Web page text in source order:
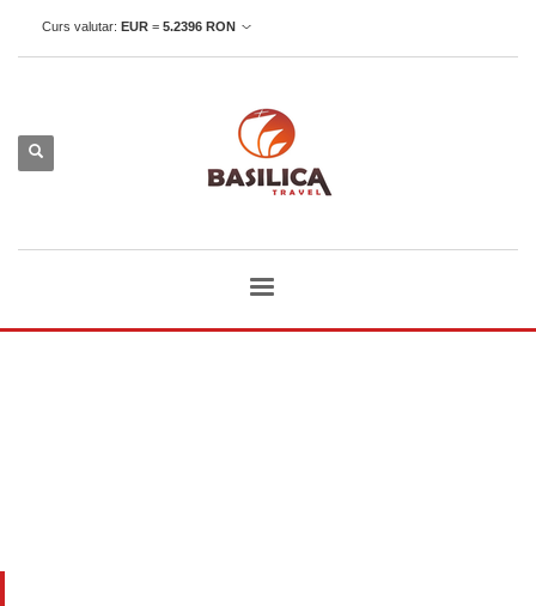
Curs valutar: EUR = 5.2396 RON